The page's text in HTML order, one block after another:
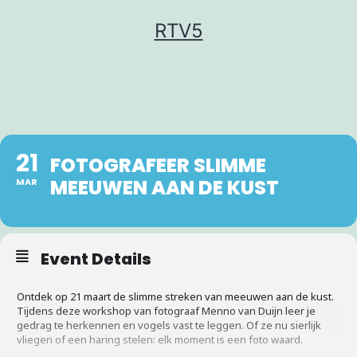
RTV5
21
MAR
FOTOGRAFEER SLIMME
MEEUWEN AAN DE KUST
Event Details
Ontdek op 21 maart de slimme streken van meeuwen aan de kust.
Tijdens deze workshop van fotograaf Menno van Duijn leer je
gedrag te herkennen en vogels vast te leggen. Of ze nu sierlijk
vliegen of een haring stelen: elk moment is een foto waard.